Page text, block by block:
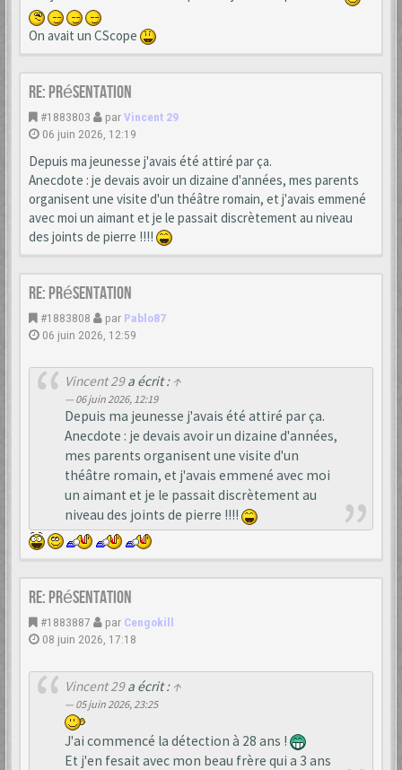
On avait un CScope
Re: Présentation
#1883803 parVincent 29
06 juin 2026, 12:19
Depuis ma jeunesse j'avais été attiré par ça.
Anecdote : je devais avoir un dizaine d'années, mes parents
organisent une visite d'un théâtre romain, et j'avais emmené
avec moi un aimant et je le passait discrètement au niveau
des joints de pierre !!!!
Re: Présentation
#1883808 par Pablo87
06 juin 2026, 12:59
Vincent 29a écrit : ↑
06 juin 2026, 12:19
Depuis ma jeunesse j'avais été attiré par ça.
Anecdote : je devais avoir un dizaine d'années,
mes parents organisent une visite d'un
théâtre romain, et j'avais emmené avec moi
un aimant et je le passait discrètement au
niveau des joints de pierre !!!!
Re: Présentation
#1883887 par Cengokill
08 juin 2026, 17:18
Vincent 29a écrit : ↑
05 juin 2026, 23:25
J'ai commencé la détection à 28 ans !
Et j'en fesait avec mon beau frère qui a 3 ans